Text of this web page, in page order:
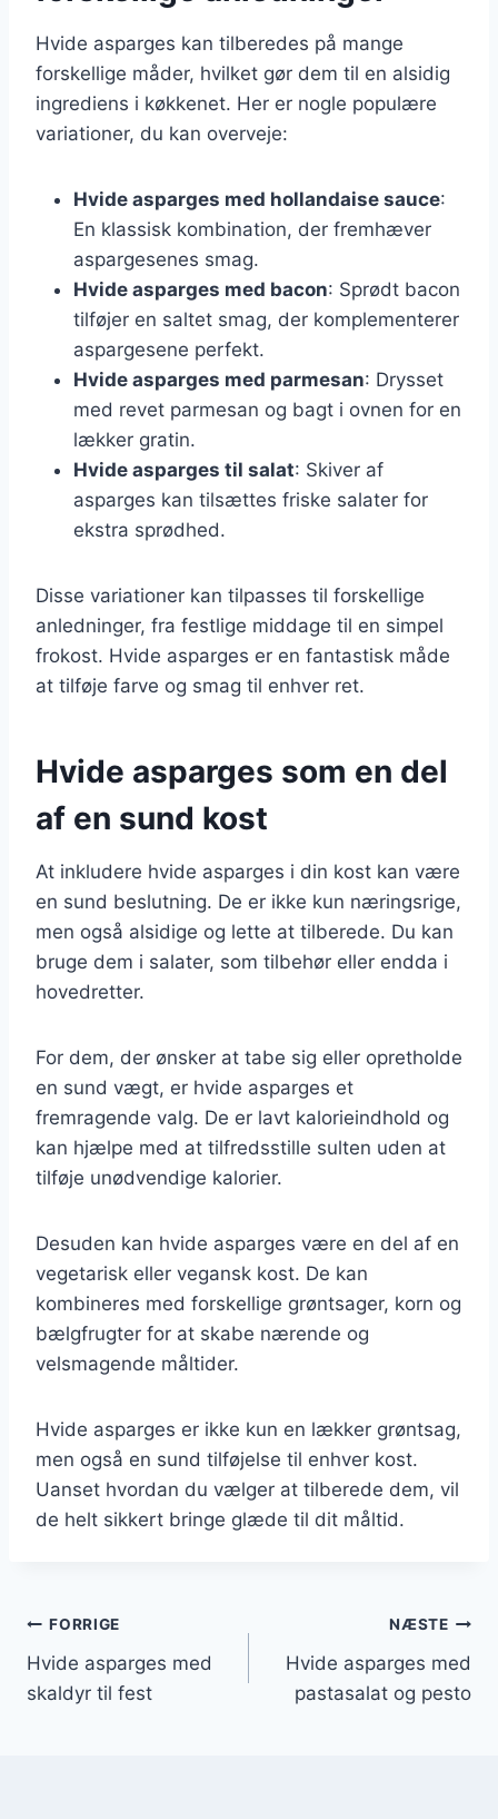
Hvide asparges kan tilberedes på mange
forskellige måder, hvilket gør dem til en alsidig
ingrediens i køkkenet. Her er nogle populære
variationer, du kan overveje:
Hvide asparges med hollandaise sauce:
En klassisk kombination, der fremhæver
aspargesenes smag.
Hvide asparges med bacon: Sprødt bacon
tilføjer en saltet smag, der komplementerer
aspargesene perfekt.
Hvide asparges med parmesan: Drysset
med revet parmesan og bagt i ovnen for en
lækker gratin.
Hvide asparges til salat: Skiver af
asparges kan tilsættes friske salater for
ekstra sprødhed.
Disse variationer kan tilpasses til forskellige
anledninger, fra festlige middage til en simpel
frokost. Hvide asparges er en fantastisk måde
at tilføje farve og smag til enhver ret.
Hvide asparges som en del
af en sund kost
At inkludere hvide asparges i din kost kan være
en sund beslutning. De er ikke kun næringsrige,
men også alsidige og lette at tilberede. Du kan
bruge dem i salater, som tilbehør eller endda i
hovedretter.
For dem, der ønsker at tabe sig eller opretholde
en sund vægt, er hvide asparges et
fremragende valg. De er lavt kalorieindhold og
kan hjælpe med at tilfredsstille sulten uden at
tilføje unødvendige kalorier.
Desuden kan hvide asparges være en del af en
vegetarisk eller vegansk kost. De kan
kombineres med forskellige grøntsager, korn og
bælgfrugter for at skabe nærende og
velsmagende måltider.
Hvide asparges er ikke kun en lækker grøntsag,
men også en sund tilføjelse til enhver kost.
Uanset hvordan du vælger at tilberede dem, vil
de helt sikkert bringe glæde til dit måltid.
Indlægsnavigation
FORRIGE
Hvide asparges med
skaldyr til fest
NÆSTE
Hvide asparges med
pastasalat og pesto